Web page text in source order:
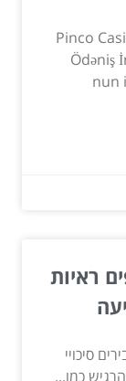
Pinco
Ödəniş
nun
ראיות
סיכויי
כמו...